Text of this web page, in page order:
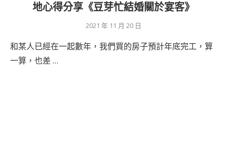
地心得分享《豆芽忙結婚關於宴客》
2021 年 11 月 20 日
和某人已經在一起數年，我們買的房子預計年底完工，算
一算，也差 …